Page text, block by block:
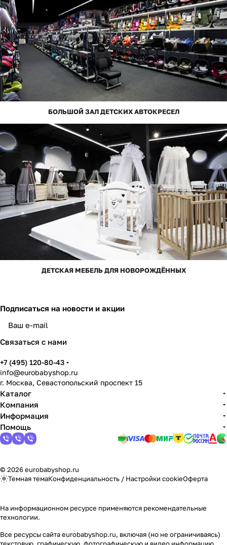
БОЛЬШОЙ ЗАЛ ДЕТСКИХ АВТОКРЕСЕЛ
ДЕТСКАЯ МЕБЕЛЬ ДЛЯ НОВОРОЖДЁННЫХ
Подписаться на новости и акции
Связаться с нами
+7 (495) 120-80-43
info@eurobabyshop.ru
г. Москва, Севастопольский проспект 15
Каталог
Компания
Информация
Помощь
© 2026 eurobabyshop.ru
Темная темаКонфиденциальность / Настройки cookieОферта
На информационном ресурсе применяются рекомендательные
технологии.
Все ресурсы сайта eurobabyshop.ru, включая (но не ограничиваясь)